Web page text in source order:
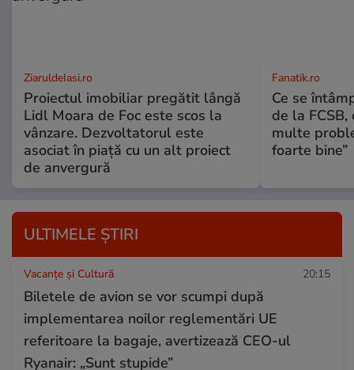
ZiaruldeIasi.ro
Proiectul imobiliar pregătit lângă
Lidl Moara de Foc este scos la
vânzare. Dezvoltatorul este
asociat în piață cu un alt proiect
de anvergură
Fanatik.ro
Ce se
de la
multe
foarte bine”
ULTIMELE ȘTIRI
Vacanțe și Cultură 20:15
Biletele de avion se vor scumpi după
implementarea noilor reglementări UE
referitoare la bagaje, avertizează CEO-ul
Ryanair: „Sunt stupide”